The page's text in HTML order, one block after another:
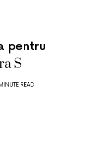
pentru
S
READ